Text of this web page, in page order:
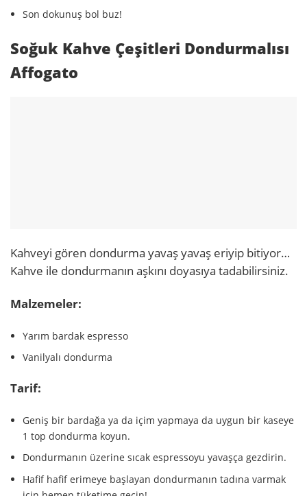
Son dokunuş bol buz!
Soğuk Kahve Çeşitleri Dondurmalısı
Affogato
Kahveyi gören dondurma yavaş yavaş eriyip bitiyor…
Kahve ile dondurmanın aşkını doyasıya tadabilirsiniz.
Malzemeler:
Yarım bardak espresso
Vanilyalı dondurma
Tarif:
Geniş bir bardağa ya da içim yapmaya da uygun bir kaseye
1 top dondurma koyun.
Dondurmanın üzerine sıcak espressoyu yavaşça gezdirin.
Hafif hafif erimeye başlayan dondurmanın tadına varmak